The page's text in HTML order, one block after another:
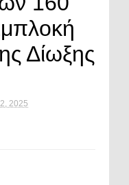
Δίωξης
2025